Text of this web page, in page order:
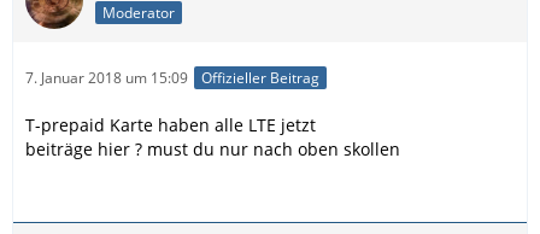
Moderator
7. Januar 2018 um 15:09 Offizieller Beitrag
T-prepaid Karte haben alle LTE jetzt
beiträge hier ? must du nur nach oben skollen